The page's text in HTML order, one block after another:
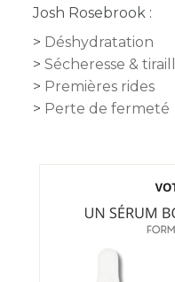
Josh Rosebrook :
Déshydratation
Sécheresse &
Premières rides
Perte de fermeté